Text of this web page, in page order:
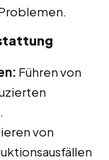
Führen von
von